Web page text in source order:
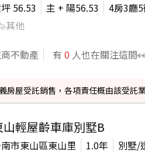
56.53 主 + 陽56.53 4房3廳
其他
不動產 有 0 人也在關注這間
房屋受託銷售，各項責任概由該受託
山輕屋齡車庫別墅B
市東山區東山里 1.0年
別墅/